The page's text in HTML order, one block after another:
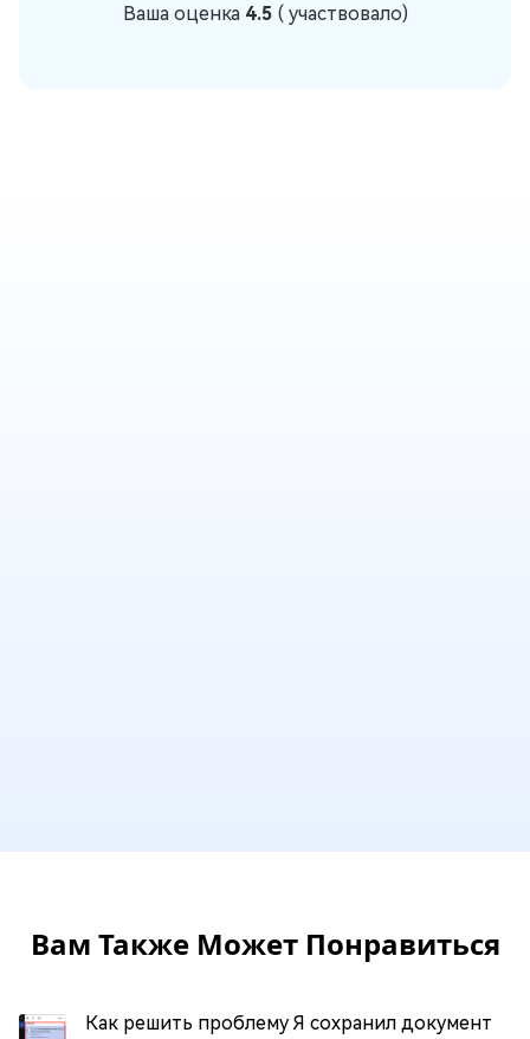
Ваша оценка 4.5 (участвовало)
Вам Также Может Понравиться
Как решить проблему Я сохранил документ